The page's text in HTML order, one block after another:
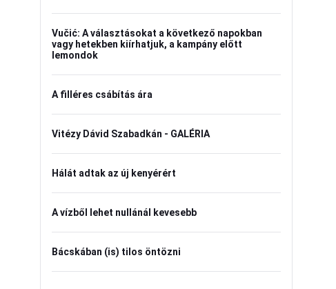
Vučić: A választásokat a következő napokban
vagy hetekben kiírhatjuk, a kampány előtt
lemondok
A filléres csábítás ára
Vitézy Dávid Szabadkán - GALÉRIA
Hálát adtak az új kenyérért
A vízből lehet nullánál kevesebb
Bácskában (is) tilos öntözni